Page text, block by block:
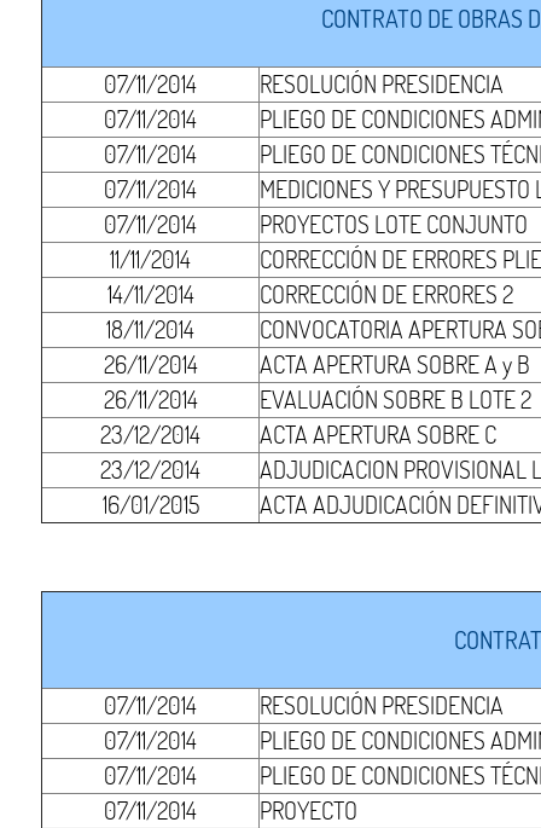
CONTRATO DE OBRAS
07/11/2014
RESOLUCIÓN PRESIDENCIA
07/11/2014
PLIEGO DE CONDICIONES
07/11/2014
PLIEGO DE CONDICIONES
07/11/2014
MEDICIONES Y PRESUPUESTO
07/11/2014
PROYECTOS LOTE CONJUNTO
11/11/2014
CORRECCIÓN DE ERRORES
14/11/2014
CORRECCIÓN DE ERRORES 2
18/11/2014
CONVOCATORIA APERTURA
26/11/2014
ACTA APERTURA SOBRE A y B
26/11/2014
EVALUACIÓN SOBRE B LOTE 2
23/12/2014
ACTA APERTURA SOBRE C
23/12/2014
ADJUDICACION PROVISIONAL
16/01/2015
ACTA ADJUDICACIÓN
07/11/2014
RESOLUCIÓN PRESIDENCIA
07/11/2014
PLIEGO DE CONDICIONES
07/11/2014
PLIEGO DE CONDICIONES
07/11/2014
PROYECTO